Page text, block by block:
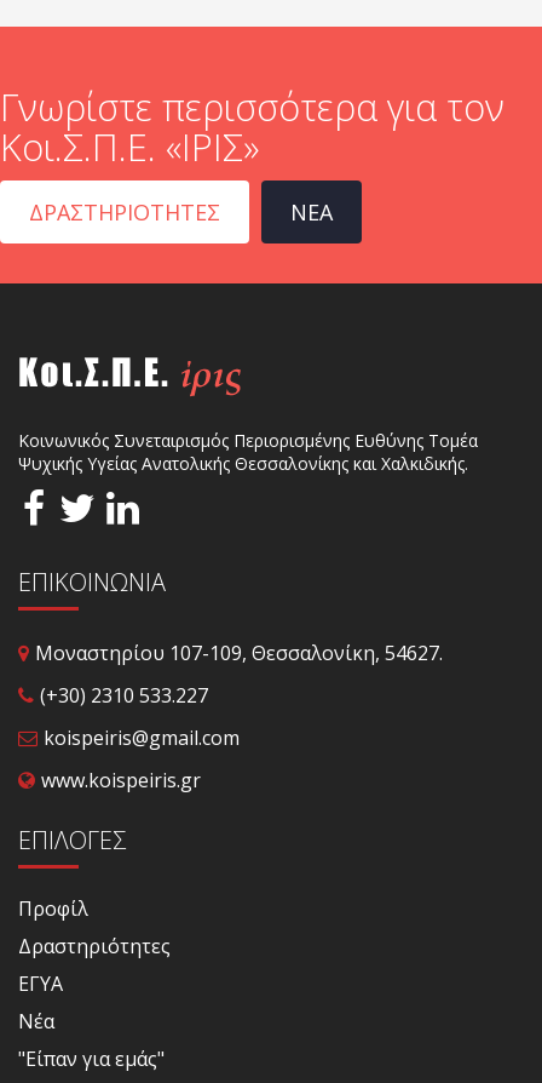
Γνωρίστε περισσότερα για τον
Κοι.Σ.Π.Ε. «ΙΡΙΣ»
ΔΡΑΣΤΗΡΙΟΤΗΤΕΣ ΝΕΑ
Κοινωνικός Συνεταιρισμός Περιορισμένης Ευθύνης Τομέα
Ψυχικής Υγείας Ανατολικής Θεσσαλονίκης και Χαλκιδικής.
ΕΠΙΚΟΙΝΩΝΙΑ
Μοναστηρίου 107-109, Θεσσαλονίκη, 54627.
(+30) 2310 533.227
koispeiris@gmail.com
www.koispeiris.gr
ΕΠΙΛΟΓΈΣ
Προφίλ
Δραστηριότητες
ΕΓΥΑ
Νέα
"Είπαν για εμάς"